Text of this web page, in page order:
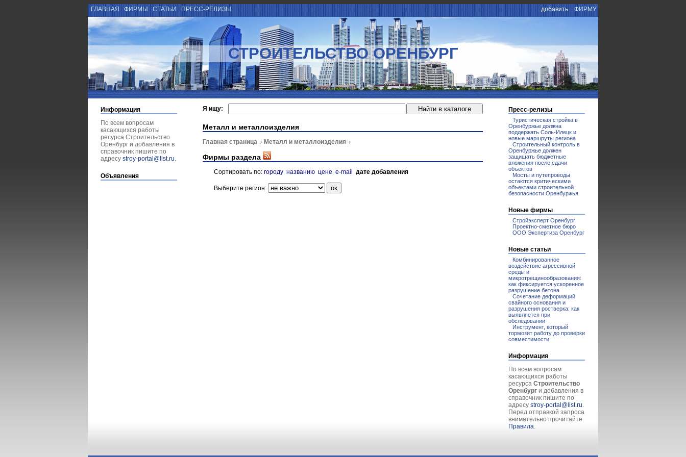
ГЛАВНАЯ ФИРМЫ СТАТЬИ ПРЕСС-РЕЛИЗЫ добавить ФИРМУ
СТРОИТЕЛЬСТВО ОРЕНБУРГ
Информация
По всем вопросам
касающихся работы
ресурса Строительство
Оренбург и добавления в
справочник пишите по
адресу stroy-portal@list.ru.
Объявления
Я ищу:
Металл и металлоизделия
Главная страница Металл и металлоизделия
Фирмы раздела
Сортировать по: городу названию цене e-mail дате добавления
Выберите регион:
Пресс-релизы
Туристическая стройка в
Оренбуржье должна
поддержать Соль-Илецк и
новые маршруты региона
Строительный контроль в
Оренбуржье должен
защищать бюджетные
вложения после сдачи
объектов
Мосты и путепроводы
остаются критическими
объектами строительной
безопасности Оренбуржья
Новые фирмы
Стройэксперт Оренбург
Проектно-сметное бюро
ООО Экспертиза Оренбург
Новые статьи
Комбинированное
воздействие агрессивной
среды и
микротрещинообразования:
как фиксируется ускоренное
разрушение бетона
Сочетание деформаций
свайного основания и
разрушения ростверка: как
выявляется при
обследовании
Инструмент, который
тормозит работу до проверки
совместимости
Информация
По всем вопросам
касающихся работы
ресурса Строительство
Оренбург и добавления в
справочник пишите по
адресу stroy-portal@list.ru.
Перед отправкой запроса
внимательно прочитайте
Правила.